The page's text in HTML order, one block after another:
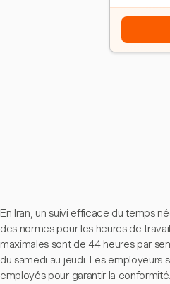
En Iran, un suivi efficace du temps
des normes pour les heures de
maximales sont de 44 heures par
du samedi au jeudi. Les employeurs
employés pour garantir la